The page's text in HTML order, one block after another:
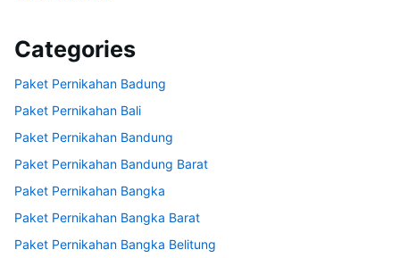
Categories
Paket Pernikahan Badung
Paket Pernikahan Bali
Paket Pernikahan Bandung
Paket Pernikahan Bandung Barat
Paket Pernikahan Bangka
Paket Pernikahan Bangka Barat
Paket Pernikahan Bangka Belitung